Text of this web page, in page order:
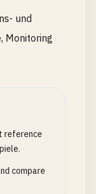
und
Monitoring
reference
compare